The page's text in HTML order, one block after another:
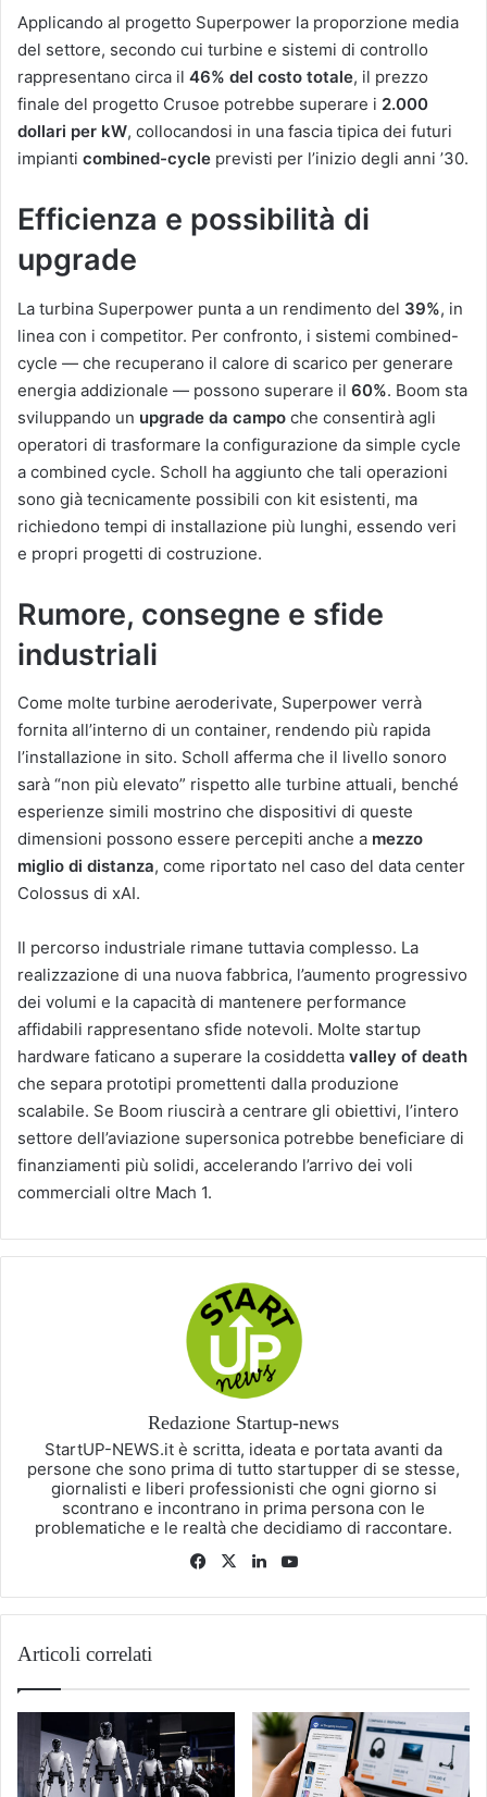
Applicando al progetto Superpower la proporzione media
del settore, secondo cui turbine e sistemi di controllo
rappresentano circa il 46% del costo totale, il prezzo
finale del progetto Crusoe potrebbe superare i 2.000
dollari per kW, collocandosi in una fascia tipica dei futuri
impianti combined-cycle previsti per l’inizio degli anni ’30.
Efficienza e possibilità di
upgrade
La turbina Superpower punta a un rendimento del 39%, in
linea con i competitor. Per confronto, i sistemi combined-
cycle — che recuperano il calore di scarico per generare
energia addizionale — possono superare il 60%. Boom sta
sviluppando un upgrade da campo che consentirà agli
operatori di trasformare la configurazione da simple cycle
a combined cycle. Scholl ha aggiunto che tali operazioni
sono già tecnicamente possibili con kit esistenti, ma
richiedono tempi di installazione più lunghi, essendo veri
e propri progetti di costruzione.
Rumore, consegne e sfide
industriali
Come molte turbine aeroderivate, Superpower verrà
fornita all’interno di un container, rendendo più rapida
l’installazione in sito. Scholl afferma che il livello sonoro
sarà “non più elevato” rispetto alle turbine attuali, benché
esperienze simili mostrino che dispositivi di queste
dimensioni possono essere percepiti anche a mezzo
miglio di distanza, come riportato nel caso del data center
Colossus di xAI.
Il percorso industriale rimane tuttavia complesso. La
realizzazione di una nuova fabbrica, l’aumento progressivo
dei volumi e la capacità di mantenere performance
affidabili rappresentano sfide notevoli. Molte startup
hardware faticano a superare la cosiddetta valley of death
che separa prototipi promettenti dalla produzione
scalabile. Se Boom riuscirà a centrare gli obiettivi, l’intero
settore dell’aviazione supersonica potrebbe beneficiare di
finanziamenti più solidi, accelerando l’arrivo dei voli
commerciali oltre Mach 1.
Redazione Startup-news
StartUP-NEWS.it è scritta, ideata e portata avanti da
persone che sono prima di tutto startupper di se stesse,
giornalisti e liberi professionisti che ogni giorno si
scontrano e incontrano in prima persona con le
problematiche e le realtà che decidiamo di raccontare.
Facebook
X LinkedIn
Articoli correlati